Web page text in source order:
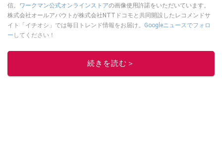
信。 ワークマン公式オンラインストアの画像使用許諾をいただいています。
株式会社オールアバウトが株式会社NTTドコモと共同開設したレコメンドサ
イト「イチオシ」では毎日トレンド情報をお届け。 Googleニュースでフォロ
ー してください！
このイチオシストの他の記事を読む
続きを読む＞